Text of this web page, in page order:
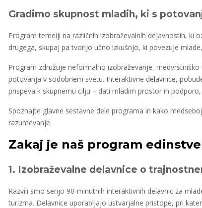
Gradimo skupnost mladih, ki s
Program temelji na različnih izobraževalnih dejavnostih, ki
drugega, skupaj pa tvorijo učno izkušnjo, ki povezuje
Program združuje neformalno izobraževanje,
potovanja v sodobnem svetu. Interaktivne delavnice,
prispeva k skupnemu cilju – dati mladim prostor in
Spoznajte glavne sestavne dele programa in kako
razumevanje.
Zakaj je naš program
1. Izobraževalne delavnice o
Razvili smo serijo 90-minutnih interaktivnih delavnic za
turizma. Delavnice uporabljajo ustvarjalne pristope, pri